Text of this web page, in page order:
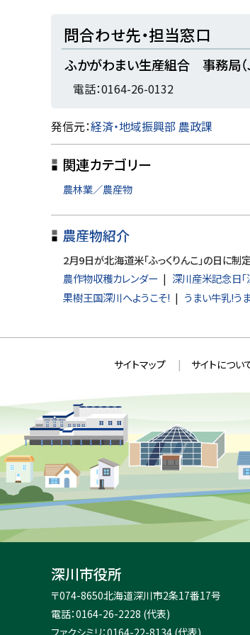
ト
ッ
プ
る
問合わせ先・担当窓口
ふかがわまい生産組合 事務局（
電話：0164-26-0132
ト
ッ
プ
に
る
発信元：経済・地域振興部 農政課
関連カテゴリー
農林業／農産物
農産物紹介
2月9日が北海道米「ふっくりんこ」の日に制
農作物収穫カレンダー
深川産米記念日「
果樹王国深川へようこそ!
うまい牛乳!う
ュ
ー
へ
戻
ト
情
報
サイトマップ サイトについ
深川市役所
住
所
〒074-8650北海道深川市2条17番17号
電話：0164-26-2228 (代表)
ファクシミリ：0164-22-8134 (代表)